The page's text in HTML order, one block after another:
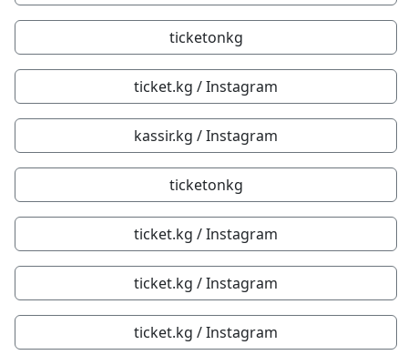
ticketonkg
ticket.kg / Instagram
kassir.kg / Instagram
ticketonkg
ticket.kg / Instagram
ticket.kg / Instagram
ticket.kg / Instagram